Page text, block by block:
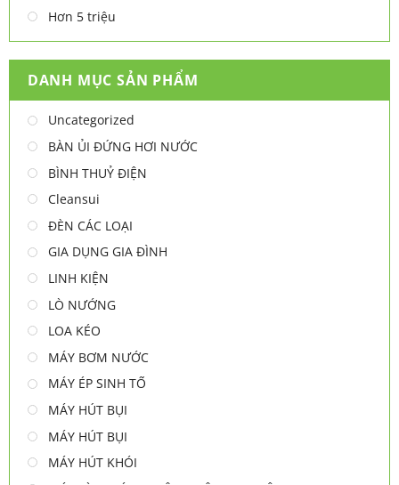
Hơn 5 triệu
DANH MỤC SẢN PHẨM
Uncategorized
BÀN ỦI ĐỨNG HƠI NƯỚC
BÌNH THUỶ ĐIỆN
Cleansui
ĐÈN CÁC LOẠI
GIA DỤNG GIA ĐÌNH
LINH KIỆN
LÒ NƯỚNG
LOA KÉO
MÁY BƠM NƯỚC
MÁY ÉP SINH TỐ
MÁY HÚT BỤI
MÁY HÚT BỤI
MÁY HÚT KHÓI